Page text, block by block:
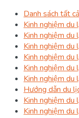
Danh sách tất
Kinh nghiệm du
Kinh nghiệm du
Kinh nghiệm du
Kinh nghiệm du
Kinh nghiệm du
Kinh nghiệm du
Hướng dẫn du
Kinh nghiệm du
Kinh nghiệm du